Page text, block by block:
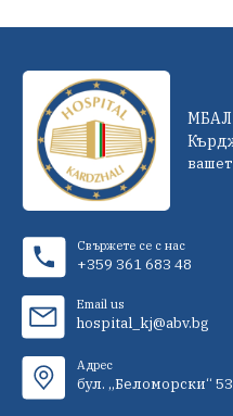
МБАЛ
Свържете се с нас
+359 361 683 48
Email us
hospital_kj@abv.bg
Адрес
бул. „Беломорски“ 53